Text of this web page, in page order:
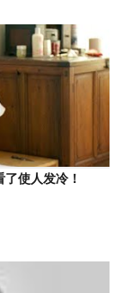
使人发冷！